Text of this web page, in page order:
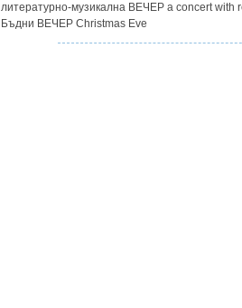
литературно-музикална ВЕЧЕР a concert with
Бъдни ВЕЧЕР Christmas Eve